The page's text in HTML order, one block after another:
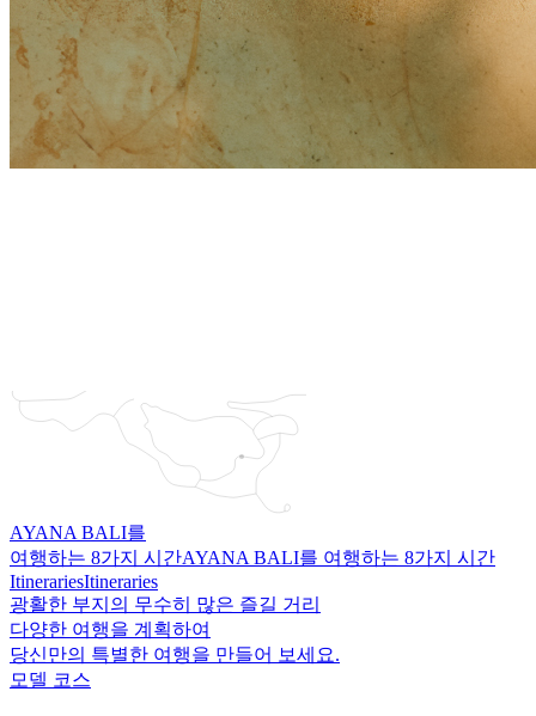
AYANA BALI를
여행하는 8가지 시간AYANA BALI를 여행하는 8가지 시간
ItinerariesItineraries
광활한 부지의 무수히 많은 즐길 거리
다양한 여행을 계획하여
당신만의 특별한 여행을 만들어 보세요.
모델 코스